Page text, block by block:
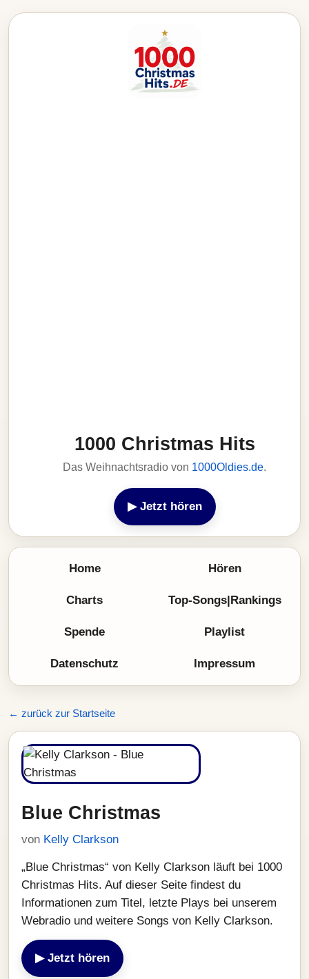
1000 Christmas Hits
Das Weihnachtsradio von 1000Oldies.de.
▶ Jetzt hören
Home Hören
Charts Top-Songs|Rankings
Spende Playlist
Datenschutz Impressum
← zurück zur Startseite
Blue Christmas
von Kelly Clarkson
„Blue Christmas“ von Kelly Clarkson läuft bei 1000
Christmas Hits. Auf dieser Seite findest du
Informationen zum Titel, letzte Plays bei unserem
Webradio und weitere Songs von Kelly Clarkson.
▶ Jetzt hören